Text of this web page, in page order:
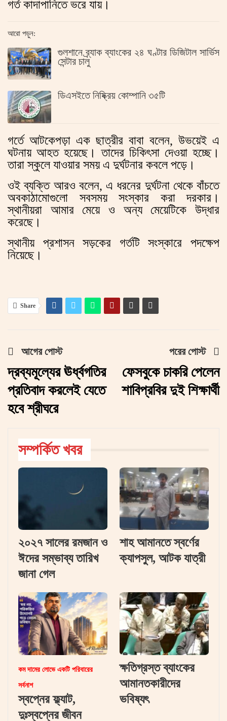
গর্ত কাদাপানিতে ভরে যায়।
আরো পড়ুন:
গুলশানে ব্র্যাক ব্যাংকের ২৪ ঘণ্টার ডিজিটাল সার্ভিস
সেন্টার চালু
ডিএসইতে নিষ্ক্রিয় কোম্পানি ৩৫টি
গর্তে আটকেপড়া এক ছাত্রীর বাবা বলেন, উভয়েই এ
ঘটনায় আহত হয়েছে। তাদের চিকিৎসা দেওয়া হচ্ছে।
তারা স্কুলে যাওয়ার সময় এ দুর্ঘটনার কবলে পড়ে।
ওই ব্যক্তি আরও বলেন, এ ধরনের দুর্ঘটনা থেকে বাঁচতে
অবকাঠামোগুলো সবসময় সংস্কার করা দরকার।
স্থানীয়রা আমার মেয়ে ও অন্য মেয়েটিকে উদ্ধার
করেছে।
স্থানীয় প্রশাসন সড়কের গর্তটি সংস্কারে পদক্ষেপ
নিয়েছে।
Share
আগের পোস্ট
দ্রব্যমূল্যের ঊর্ধ্বগতির
প্রতিবাদ করলেই যেতে
হবে শ্রীঘরে
পরের পোস্ট
ফেসবুকে চাকরি পেলেন
শাবিপ্রবির দুই শিক্ষার্থী
সম্পর্কিত খবর
২০২৭ সালের রমজান ও
ঈদের সম্ভাব্য তারিখ
জানা গেল
শাহ আমানতে স্বর্ণের
ক্যাপসুল, আটক যাত্রী
কম দামের লোভে একটি পরিবারের
সর্বনাশ
স্বপ্নের ফ্ল্যাট,
দুঃস্বপ্নের জীবন
ক্ষতিগ্রস্ত ব্যাংকের
আমানতকারীদের
ভবিষ্যৎ